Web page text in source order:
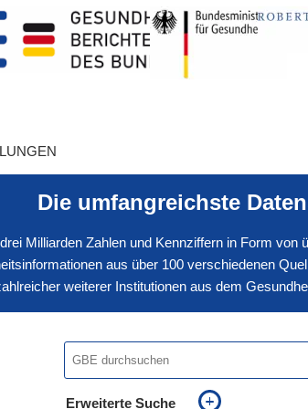
Die umfangreichste
Milliarden Zahlen und Kennziffern in Form
aus über 100 verschiedenen
weiterer Institutionen aus dem
Erweiterte Suche